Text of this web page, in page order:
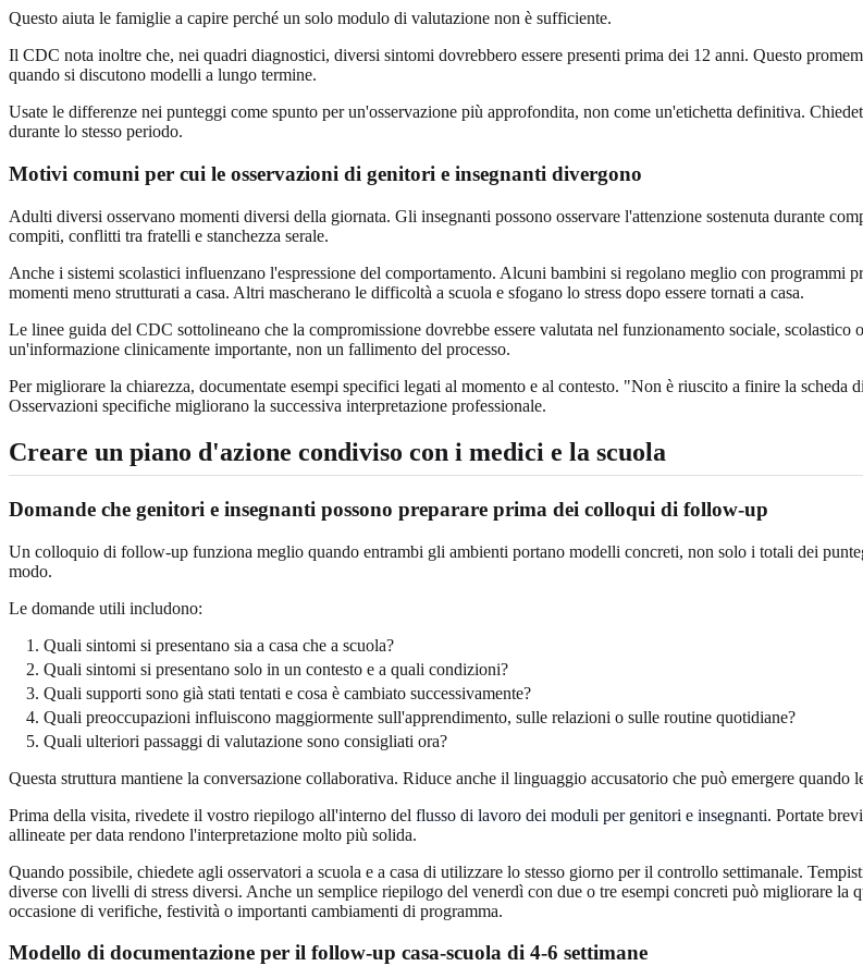
Questo aiuta le famiglie a capire perché un solo modulo di valutazione non è sufficiente.
Il CDC nota inoltre che, nei quadri diagnostici, diversi sintomi dovrebbero essere presenti prima dei 12 anni. Questo
quando si discutono modelli a lungo termine.
Usate le differenze nei punteggi come spunto per un'osservazione più approfondita, non come un'etichetta definitiva.
durante lo stesso periodo.
Motivi comuni per cui le osservazioni di genitori e insegnanti divergono
Adulti diversi osservano momenti diversi della giornata. Gli insegnanti possono osservare l'attenzione sostenuta durante
compiti, conflitti tra fratelli e stanchezza serale.
Anche i sistemi scolastici influenzano l'espressione del comportamento. Alcuni bambini si regolano meglio con programmi
momenti meno strutturati a casa. Altri mascherano le difficoltà a scuola e sfogano lo stress dopo essere tornati a casa.
Le linee guida del CDC sottolineano che la compromissione dovrebbe essere valutata nel funzionamento sociale,
un'informazione clinicamente importante, non un fallimento del processo.
Per migliorare la chiarezza, documentate esempi specifici legati al momento e al contesto. "Non è riuscito a finire la
Osservazioni specifiche migliorano la successiva interpretazione professionale.
Creare un piano d'azione condiviso con i medici e la scuola
Domande che genitori e insegnanti possono preparare prima dei colloqui di follow-up
Un colloquio di follow-up funziona meglio quando entrambi gli ambienti portano modelli concreti, non solo i totali dei
modo.
Le domande utili includono:
Quali sintomi si presentano sia a casa che a scuola?
Quali sintomi si presentano solo in un contesto e a quali condizioni?
Quali supporti sono già stati tentati e cosa è cambiato successivamente?
Quali preoccupazioni influiscono maggiormente sull'apprendimento, sulle relazioni o sulle routine quotidiane?
Quali ulteriori passaggi di valutazione sono consigliati ora?
Questa struttura mantiene la conversazione collaborativa. Riduce anche il linguaggio accusatorio che può emergere
Prima della visita, rivedete il vostro riepilogo all'interno del flusso di lavoro dei moduli per genitori e insegnanti. Portate
allineate per data rendono l'interpretazione molto più solida.
Quando possibile, chiedete agli osservatori a scuola e a casa di utilizzare lo stesso giorno per il controllo settimanale.
diverse con livelli di stress diversi. Anche un semplice riepilogo del venerdì con due o tre esempi concreti può migliorare
occasione di verifiche, festività o importanti cambiamenti di programma.
Modello di documentazione per il follow-up casa-scuola di 4-6 settimane